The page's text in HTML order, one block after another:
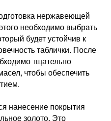
нержавеющей
необходимо выбрать
будет устойчив к
таблички. После
тщательно
чтобы обеспечить
нанесение покрытия
золото. Это